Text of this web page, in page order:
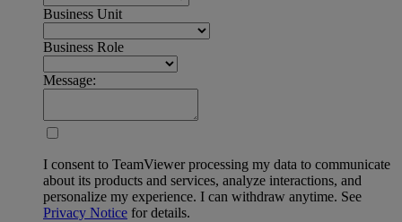
Business Unit
Business Role
Message:
I consent to TeamViewer processing my data to communicate
about its products and services, analyze interactions, and
personalize my experience. I can withdraw anytime. See
Privacy Notice for details.